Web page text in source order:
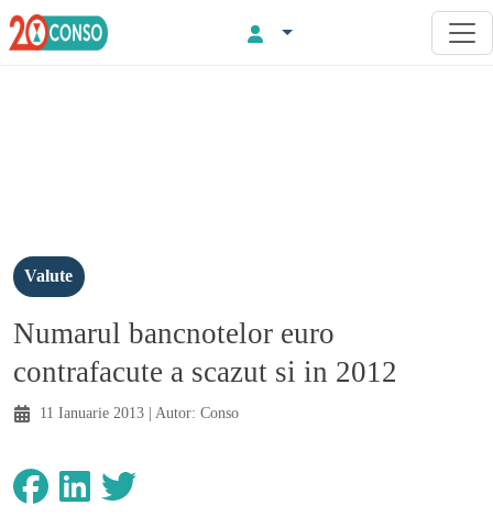
Valute
Numarul bancnotelor euro
contrafacute a scazut si in 2012
11 Ianuarie 2013 | Autor: Conso